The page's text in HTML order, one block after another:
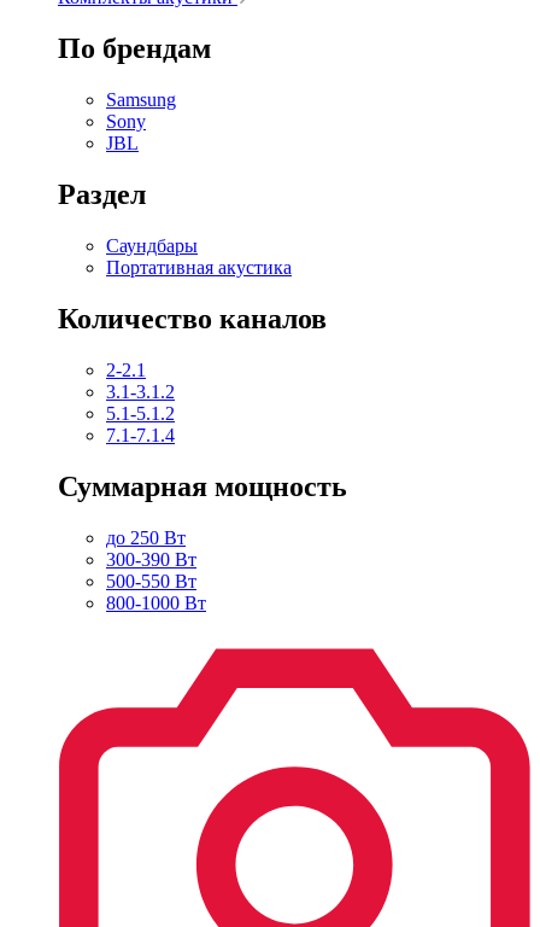
По брендам
Samsung
Sony
JBL
Раздел
Саундбары
Портативная акустика
Количество каналов
2-2.1
3.1-3.1.2
5.1-5.1.2
7.1-7.1.4
Суммарная мощность
до 250 Вт
300-390 Вт
500-550 Вт
800-1000 Вт